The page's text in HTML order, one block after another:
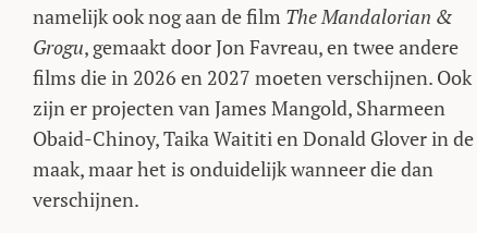
namelijk ook nog aan de film The Mandalorian &
Grogu, gemaakt door Jon Favreau, en twee andere
films die in 2026 en 2027 moeten verschijnen. Ook
zijn er projecten van James Mangold, Sharmeen
Obaid-Chinoy, Taika Waititi en Donald Glover in de
maak, maar het is onduidelijk wanneer die dan
verschijnen.